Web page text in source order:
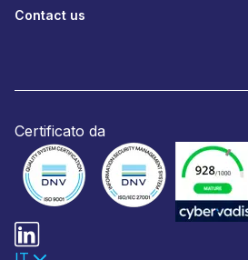
Contact us
Certificato da